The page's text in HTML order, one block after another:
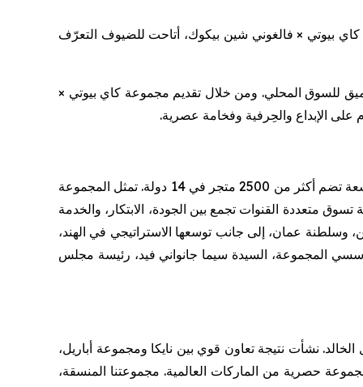
بيوتي × فالغوني شين بيكوك، أتاحت للضيوف التعرّف
للسوق المحلي. ومن خلال تقديم مجموعة كاي بيوتي ×
على الإبداع والحِرفية وفخامة عصرية.
تضم أكثر من متجر في 14 دولة. تمثل المجموعة
تسوق متعددة القنوات تجمع بين الجودة، الابتكار، والخدمة
وسلطنة عمان، إلى جانب توسعها الاستراتيجي في الهند،
المجموعة، السيدة سيما جانواني فيد، رئيسة مجلس
نشأت نتيجة تعاون قوي بين نايكا ومجموعة أباريل،
حصرية من الماركات العالمية. مجموعتنا المنسقة،